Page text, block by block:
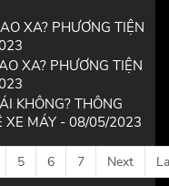
XA? PHƯƠNG TIỆN
XA? PHƯƠNG TIỆN
KHÔNG? THÔNG
XE MÁY - 08/05/2023
5 6 7 Next